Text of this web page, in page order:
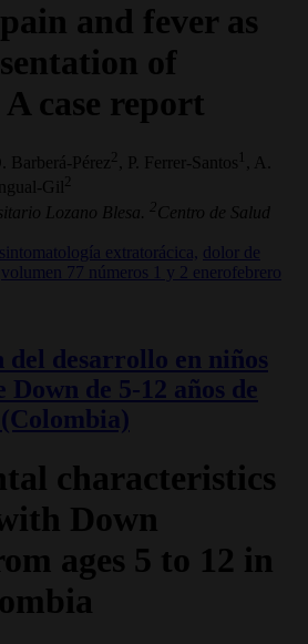
and fever as
of
case report
Barberá-Pérez , P. Ferrer-Santos 1
, A.
Gil 2
Lozano Blesa. 2Centro de Salud
sintomatología extratorácica, dolor de
volumen 77 números 1 y 2 enerofebrero
desarrollo en niños
Down de 5-12 años de
characteristics
Down
ages 5 to 12 in